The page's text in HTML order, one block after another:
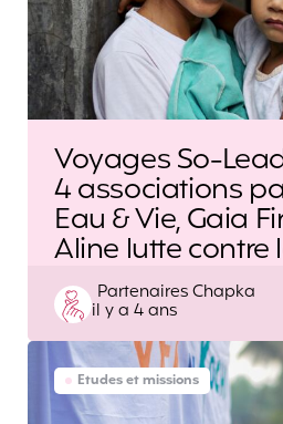
Voyages So-
4 associations
Eau & Vie, Gaia
Aline lutte contre
Posted
by
Partenaires Chapka
il y a 4 ans
Etudes et missions